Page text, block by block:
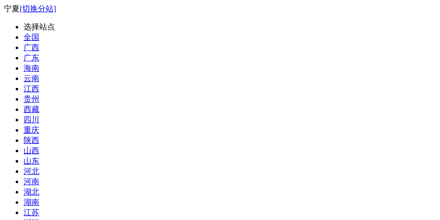
宁夏[切换分站]
选择站点
全国
广西
广东
海南
云南
江西
贵州
西藏
四川
重庆
陕西
山西
山东
河北
河南
湖北
湖南
江苏